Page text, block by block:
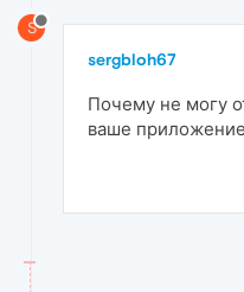
S
sergbloh67
Почему не могу
ваше